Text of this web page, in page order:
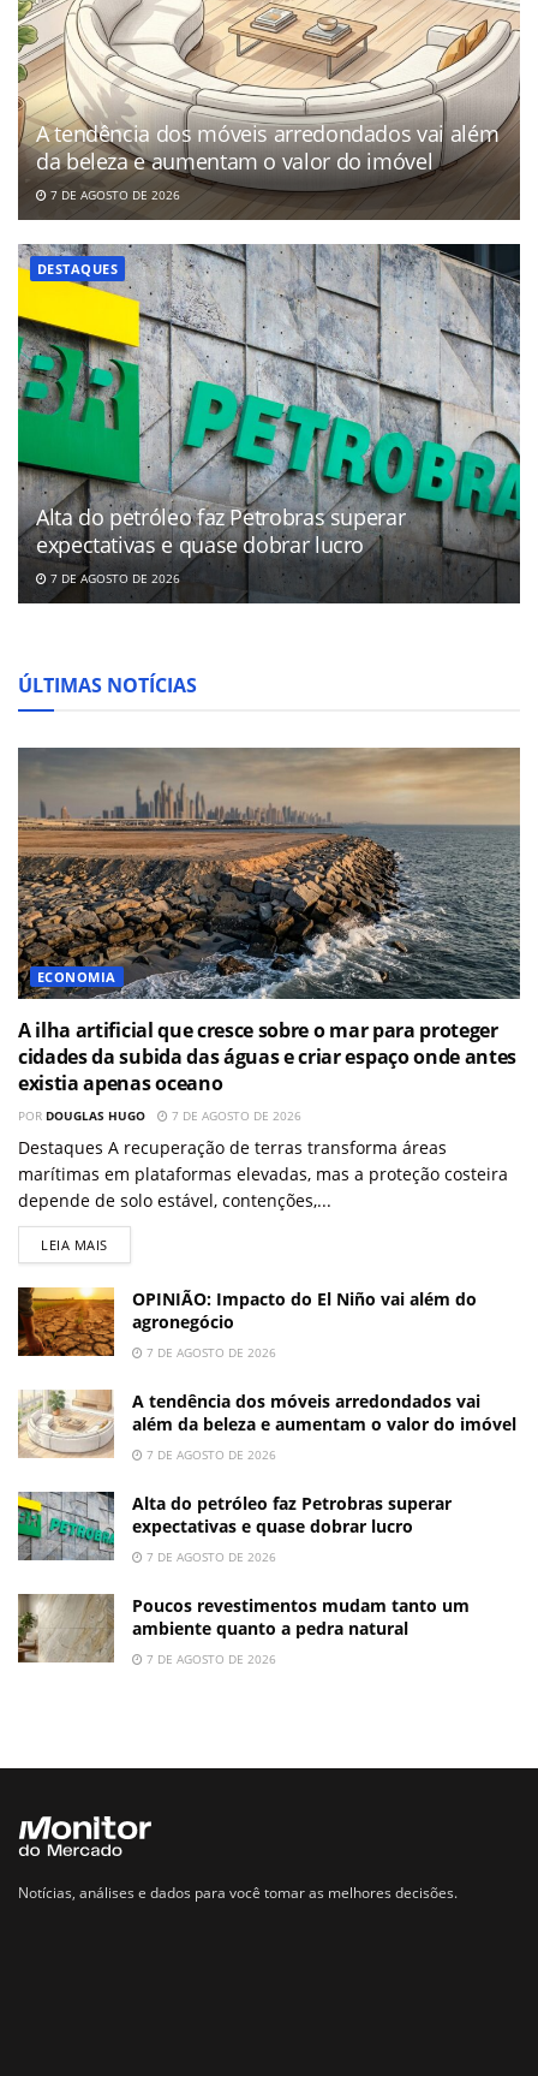
A tendência dos móveis arredondados vai além
da beleza e aumentam o valor do imóvel
7 DE AGOSTO DE 2026
DESTAQUES
Alta do petróleo faz Petrobras superar
expectativas e quase dobrar lucro
7 DE AGOSTO DE 2026
ÚLTIMAS NOTÍCIAS
ECONOMIA
A ilha artificial que cresce sobre o mar para proteger
cidades da subida das águas e criar espaço onde antes
existia apenas oceano
POR DOUGLAS HUGO 7 DE AGOSTO DE 2026
Destaques A recuperação de terras transforma áreas
marítimas em plataformas elevadas, mas a proteção costeira
depende de solo estável, contenções,...
LEIA MAIS
OPINIÃO: Impacto do El Niño vai além do
agronegócio
7 DE AGOSTO DE 2026
A tendência dos móveis arredondados vai
além da beleza e aumentam o valor do imóvel
7 DE AGOSTO DE 2026
Alta do petróleo faz Petrobras superar
expectativas e quase dobrar lucro
7 DE AGOSTO DE 2026
Poucos revestimentos mudam tanto um
ambiente quanto a pedra natural
7 DE AGOSTO DE 2026
Notícias, análises e dados para você tomar as melhores decisões.